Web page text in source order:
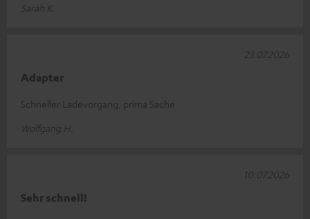
Sarah K.
Adapter
Schneller Ladevorgang, prima Sache
Wolfgang H.
23.07.2026
Sehr schnell!
10.07.2026